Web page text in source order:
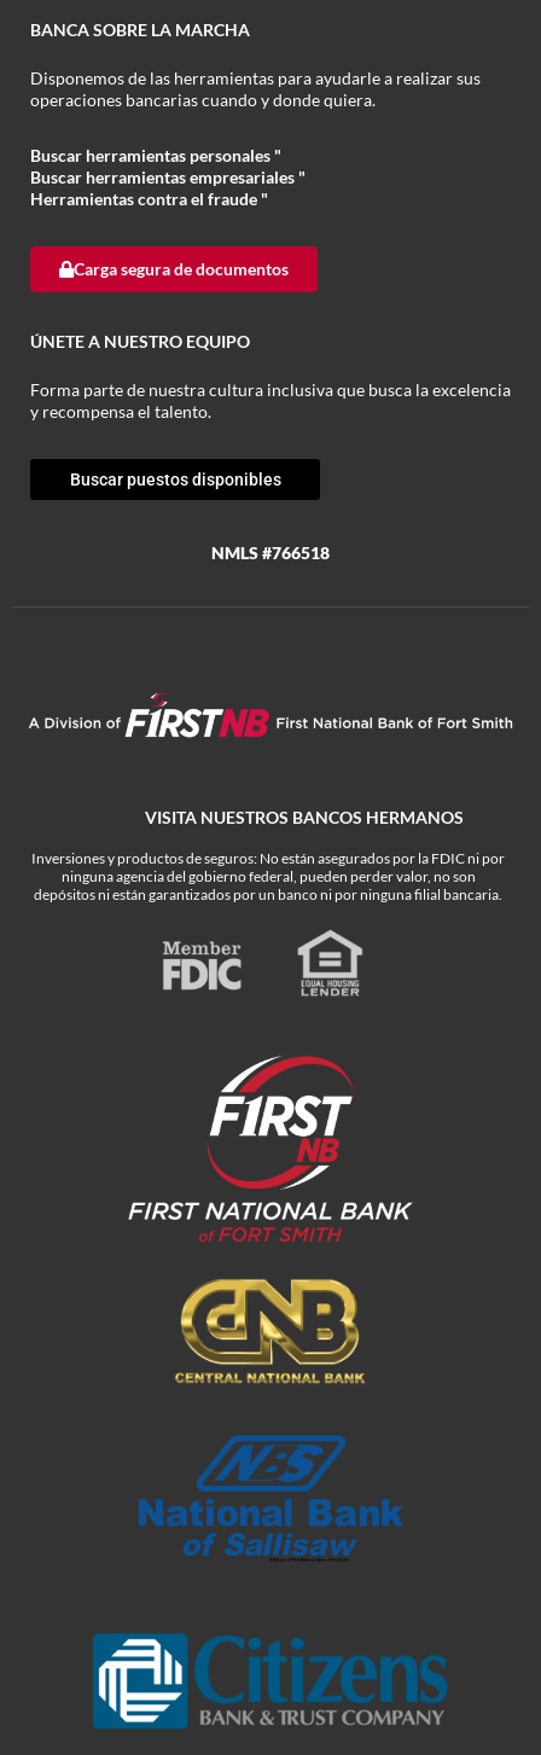
BANCA SOBRE LA MARCHA
Disponemos de las herramientas para ayudarle a realizar sus
operaciones bancarias cuando y donde quiera.
Buscar herramientas personales "
Buscar herramientas empresariales "
Herramientas contra el fraude "
Carga segura de documentos
ÚNETE A NUESTRO EQUIPO
Forma parte de nuestra cultura inclusiva que busca la excelencia
y recompensa el talento.
Buscar puestos disponibles
NMLS #766518
VISITA NUESTROS BANCOS HERMANOS
Inversiones y productos de seguros: No están asegurados por la FDIC ni por
ninguna agencia del gobierno federal, pueden perder valor, no son
depósitos ni están garantizados por un banco ni por ninguna filial bancaria.